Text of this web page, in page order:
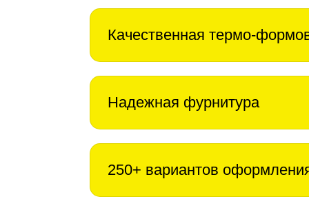
Качественная термо-
Надежная фурнитура
250+ вариантов